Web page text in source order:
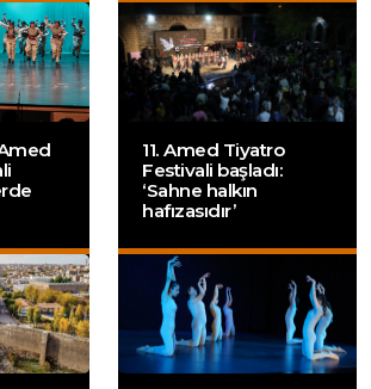
Amed
11. Amed Tiyatro
Festivali başladı:
‘Sahne halkın
hafızasıdır’